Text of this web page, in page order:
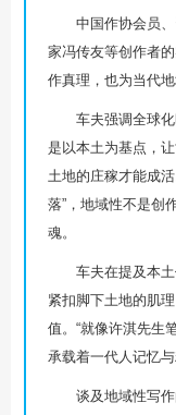
中国作协会员
家冯传友等创作者
作真理，也为当代
车夫强调全球
是以本土为基点，
土地的庄稼才能成
落”，地域性不是创
魂。
车夫在提及本
紧扣脚下土地的肌
值。“就像许淇先生
承载着一代人记忆
谈及地域性写